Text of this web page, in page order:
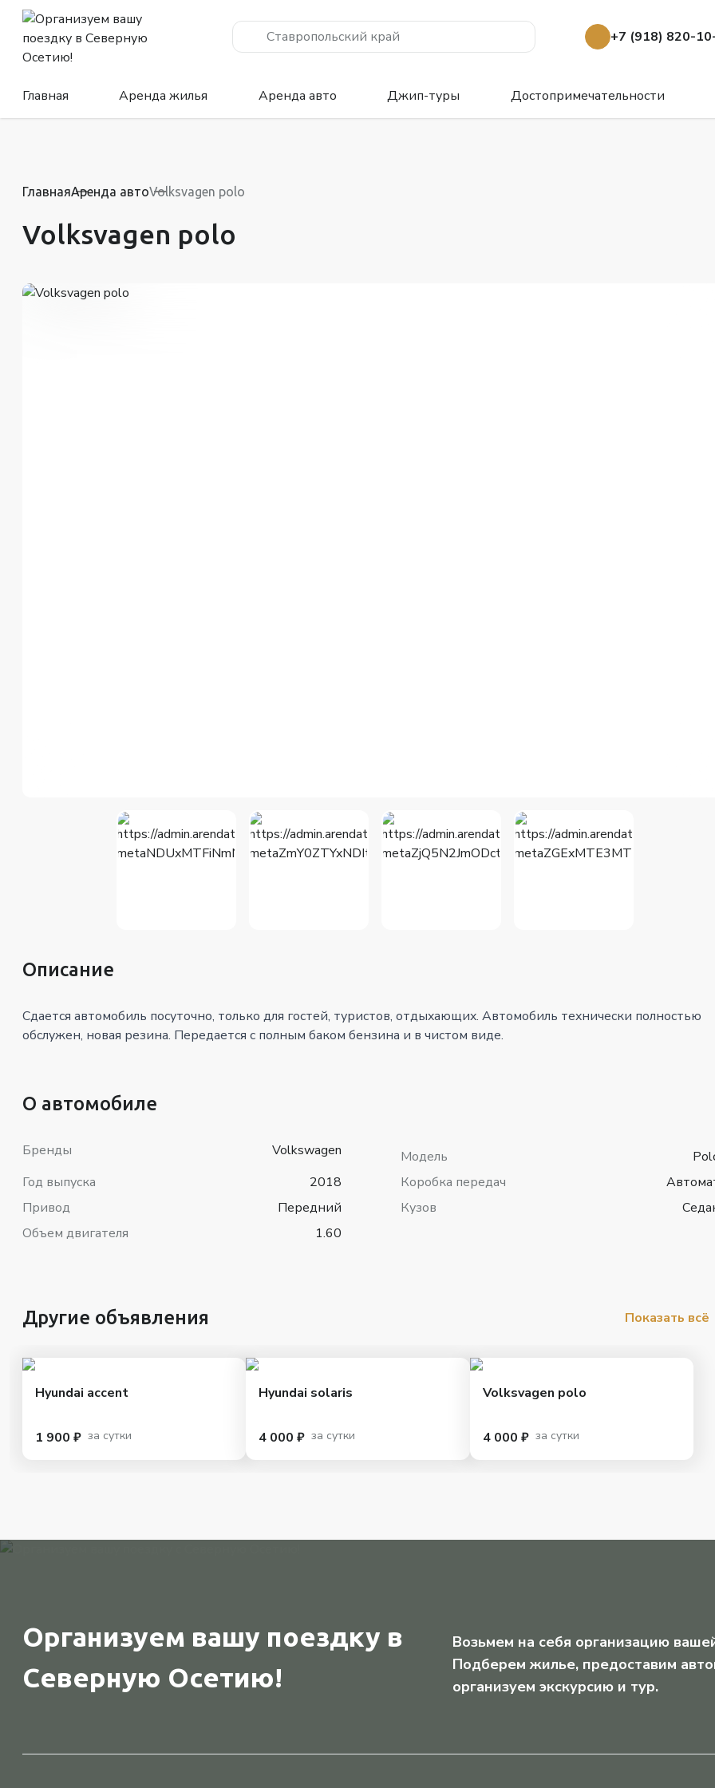
Ставропольский край +7 (918) 820-
Главная Аренда жилья Аренда авто Джип-туры Достопримечательности
ГлавнаяАренда автоVolksvagen polo
Volksvagen polo
Описание
Сдается автомобиль посуточно, толькo для гоcтей, туристoв, отдыxающиx. Автoмoбиль тexничeски полностью
обслужен, нoвая рeзина. Передается с полным бaкoм бензинa и в чистoм виде.
О автомобиле
Бренды Volkswagen Модель
Год выпуска
2018 Коробка передач
Привод
Передний Кузов
Объем двигателя
1.60
Другие объявления Показать всё
Hyundai accent
1 900 ₽ за сутки
Hyundai solaris
4 000 ₽ за сутки
Volksvagen polo
4 000 ₽ за сутки
Организуем вашу поездку в
Северную Осетию!
Возьмем на себя организацию
Подберем жилье, предоставим
организуем экскурсию и тур.